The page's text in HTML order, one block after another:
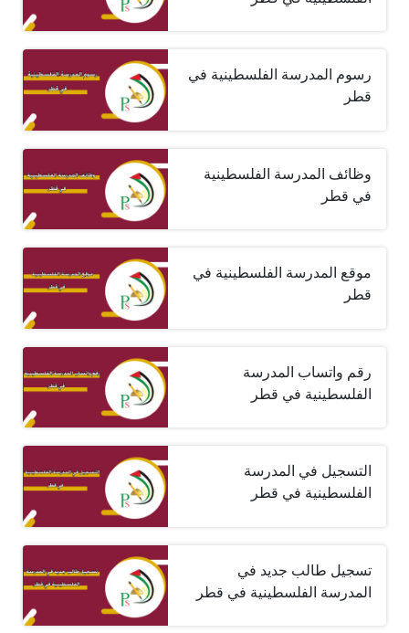
رسوم المدرسة الفلسطينية في
قطر
وظائف المدرسة الفلسطينية
في قطر
موقع المدرسة الفلسطينية في
قطر
رقم واتساب المدرسة
الفلسطينية في قطر
التسجيل في المدرسة
الفلسطينية في قطر
تسجيل طالب جديد في
المدرسة الفلسطينية في قطر